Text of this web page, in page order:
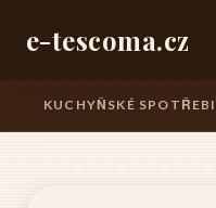
e-tescoma.cz
KUCHYŇSKÉ